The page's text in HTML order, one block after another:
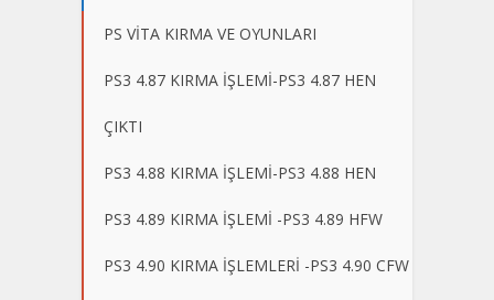
PS VİTA KIRMA VE OYUNLARI
PS3 4.87 KIRMA İŞLEMİ-PS3 4.87 HEN
ÇIKTI
PS3 4.88 KIRMA İŞLEMİ-PS3 4.88 HEN
PS3 4.89 KIRMA İŞLEMİ -PS3 4.89 HFW
PS3 4.90 KIRMA İŞLEMLERİ -PS3 4.90 CFW